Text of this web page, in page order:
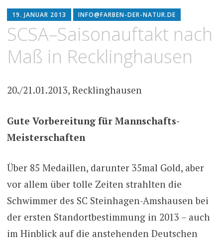
Inhalt
springen
19. JANUAR 2013 INFO@FARBEN-DER-NATUR.DE
SCSA–Saisonauftakt nach
Maß in Recklinghausen
20./21.01.2013, Recklinghausen
Gute Vorbereitung für Mannschafts-
Meisterschaften
Über 85 Medaillen, darunter 35mal Gold, aber
vor allem über tolle Zeiten strahlten die
Schwimmer des SC Steinhagen-Amshausen bei
der ersten Standortbestimmung in 2013 – auch
im Hinblick auf die anstehenden Deutschen